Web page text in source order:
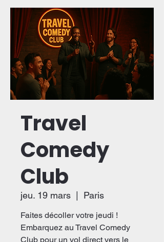
Travel
Comedy
Club
jeu. 19 mars
  |
Paris
Faites décoller votre jeudi !
Embarquez au Travel Comedy
Club pour un vol direct vers le